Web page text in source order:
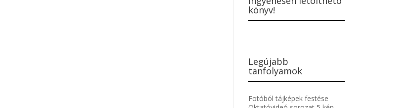
könyv!
Legújabb
tanfolyamok
Fotóból tájképek festése